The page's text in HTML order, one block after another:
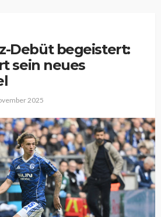
Debüt begeistert:
sein neues
2025